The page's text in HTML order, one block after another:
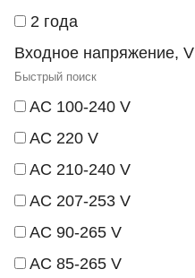
2 года
Входное напряжение, V
AC 100-240 V
AC 220 V
AC 210-240 V
AC 207-253 V
AC 90-265 V
AC 85-265 V